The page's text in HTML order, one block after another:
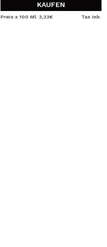
KAUFEN
Preis x 100 Ml: 3,33€ Tax Inb.